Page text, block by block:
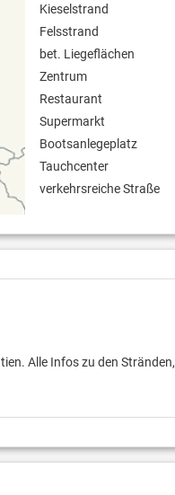
Kieselstrand
Felsstrand
bet. Liegeflächen
Zentrum
Restaurant
Supermarkt
Bootsanlegeplatz
Tauchcenter
verkehrsreiche Straße
Alle Infos zu den Stränden,